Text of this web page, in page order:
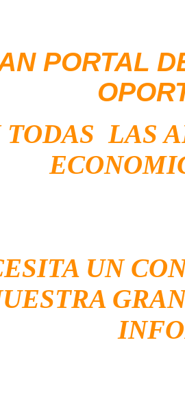
PORTAL
TODAS LAS
UN